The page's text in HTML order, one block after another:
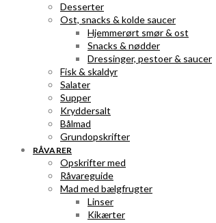
Desserter
Ost, snacks & kolde saucer
Hjemmerørt smør & ost
Snacks & nødder
Dressinger, pestoer & saucer
Fisk & skaldyr
Salater
Supper
Kryddersalt
Bålmad
Grundopskrifter
RÅVARER
Opskrifter med
Råvareguide
Mad med bælgfrugter
Linser
Kikærter